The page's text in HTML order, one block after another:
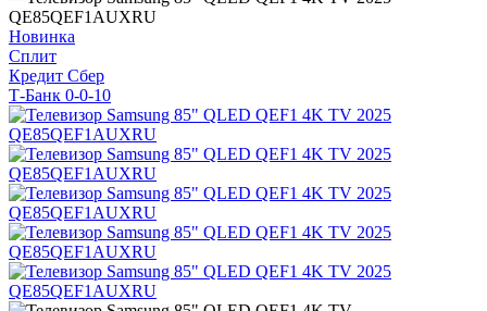
QE85QEF1AUXRU
Новинка
Сплит
Кредит Сбер
Т-Банк 0-0-10